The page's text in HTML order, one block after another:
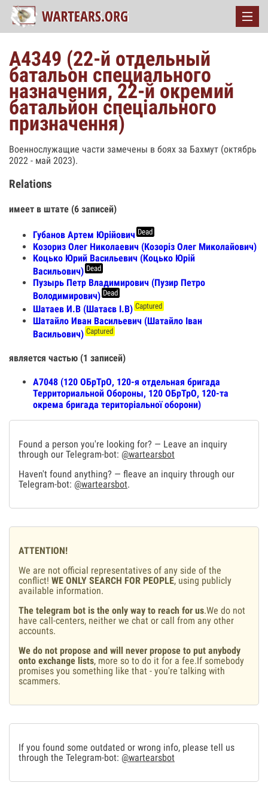
А4349 (22-й отдельный
батальон специального
назначения, 22-й окремий
батальйон спеціального
призначення)
Военнослужащие части замечены в боях за Бахмут (октябрь
2022 - май 2023).
Relations
имеет в штате (6 записей)
Губанов Артем Юрійович Dead
Козориз Олег Николаевич (Козоріз Олег Миколайович)
Коцько Юрий Васильевич (Коцько Юрій
Васильович) Dead
Пузырь Петр Владимирович (Пузир Петро
Володимирович) Dead
Шатаев И.В (Шатаєв І.В) Captured
Шатайло Иван Васильевич (Шатайло Iван
Васильович) Captured
является частью (1 записей)
А7048 (120 ОБрТрО, 120-я отдельная бригада
Территориальной Обороны, 120 ОБрТрО, 120-та
окрема бригада територіальної оборони)
Found a person you're looking for? — Leave an inquiry
through our Telegram-bot: @wartearsbot
Haven't found anything? — fleave an inquiry through our
Telegram-bot: @wartearsbot.
ATTENTION!
We are not official representatives of any side of the
conflict! WE ONLY SEARCH FOR PEOPLE, using publicly
available information.
The telegram bot is the only way to reach for us.We do not
have call-centers, neither we chat or call from any other
accounts.
We do not propose and will never propose to put anybody
onto exchange lists, more so to do it for a fee.If somebody
promises you something like that - you're talking with
scammers.
If you found some outdated or wrong info, please tell us
through the Telegram-bot: @wartearsbot